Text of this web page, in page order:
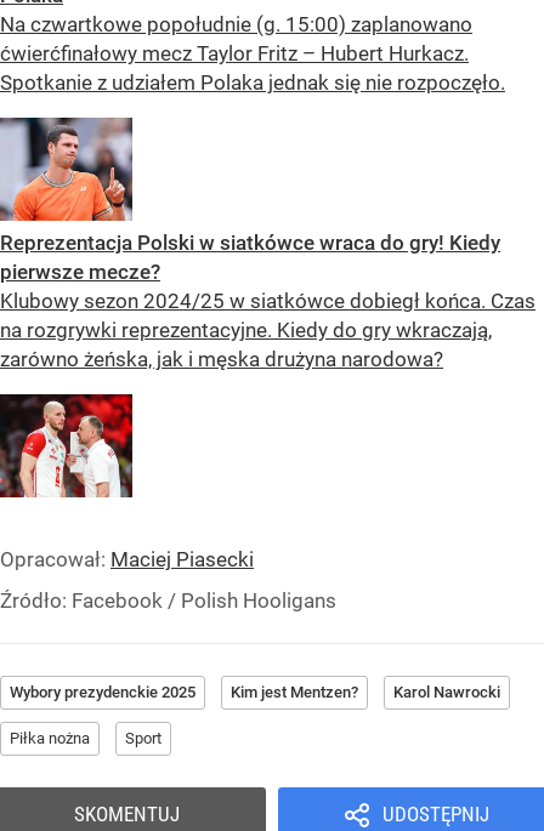
Na czwartkowe popołudnie (g. 15:00) zaplanowano
ćwierćfinałowy mecz Taylor Fritz – Hubert Hurkacz.
Spotkanie z udziałem Polaka jednak się nie rozpoczęło.
Reprezentacja Polski w siatkówce wraca do gry! Kiedy
pierwsze mecze?
Klubowy sezon 2024/25 w siatkówce dobiegł końca. Czas
na rozgrywki reprezentacyjne. Kiedy do gry wkraczają,
zarówno żeńska, jak i męska drużyna narodowa?
Opracował: Maciej Piasecki
Źródło: Facebook / Polish Hooligans
Wybory prezydenckie 2025 Kim jest Mentzen? Karol Nawrocki
Piłka nożna Sport
UDOSTĘPNIJ
SKOMENTUJ